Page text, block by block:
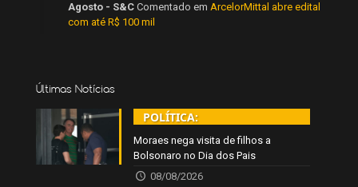
Agosto - S&C Comentado em ArcelorMittal abre edital
com até R$ 100 mil
Últimas Notícias
POLÍTICA:
Moraes nega visita de filhos a
Bolsonaro no Dia dos Pais
08/08/2026